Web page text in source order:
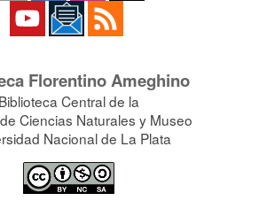
Florentino Ameghino
Biblioteca Central de la
Ciencias Naturales y Museo
Nacional de La Plata